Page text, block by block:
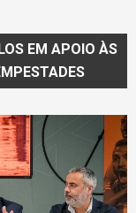
EM APOIO ÀS